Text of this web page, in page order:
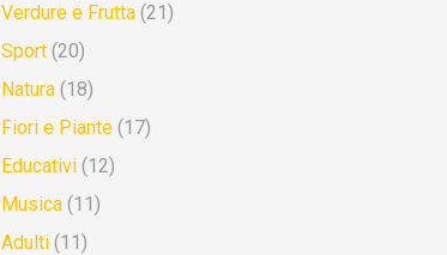
Verdure e Frutta (21)
Sport (20)
Natura (18)
Fiori e Piante (17)
Educativi (12)
Musica (11)
Adulti (11)